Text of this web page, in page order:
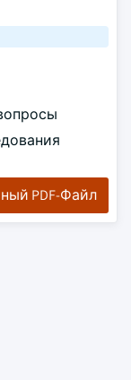
PDF-Файл